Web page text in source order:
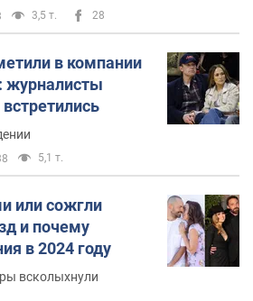
3,5 т. 28
в компании
журналисты
5,1 т.
или сожгли
и почему
в 2024 году
всколыхнули